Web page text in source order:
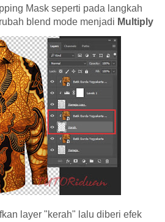
Mask seperti pada langkah
blend mode menjadi Multiply
layer "kerah" lalu diberi efek